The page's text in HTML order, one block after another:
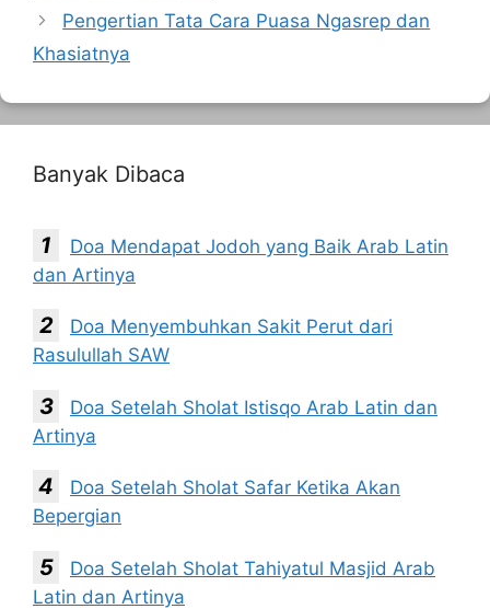
Pengertian Tata Cara Puasa Ngasrep dan
Khasiatnya
Banyak Dibaca
Doa Mendapat Jodoh yang Baik Arab Latin
dan Artinya
Doa Menyembuhkan Sakit Perut dari
Rasulullah SAW
Doa Setelah Sholat Istisqo Arab Latin dan
Artinya
Doa Setelah Sholat Safar Ketika Akan
Bepergian
Doa Setelah Sholat Tahiyatul Masjid Arab
Latin dan Artinya